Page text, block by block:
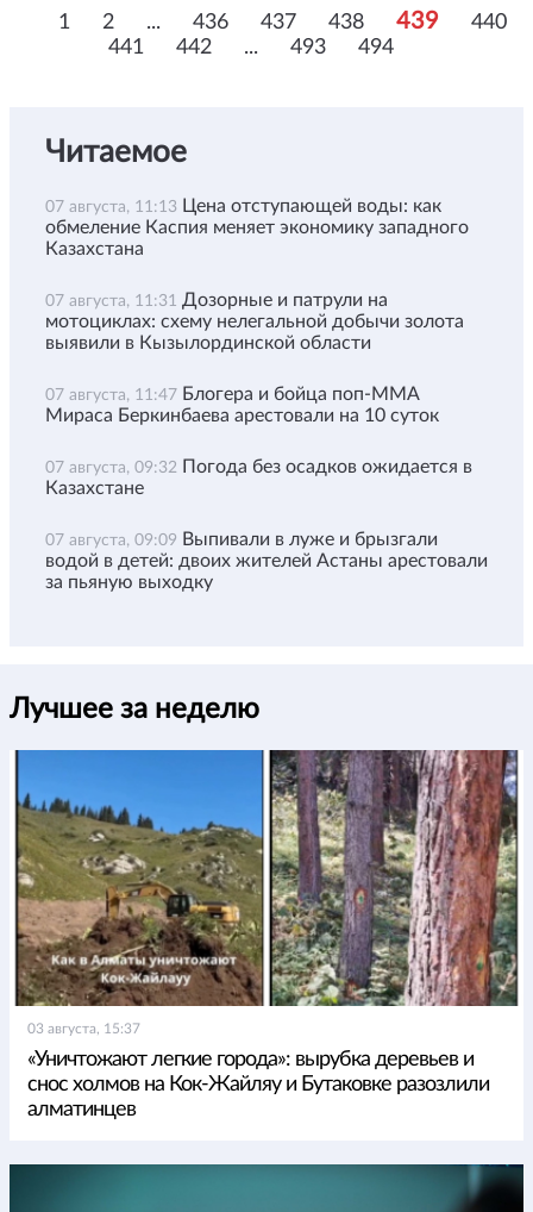
1 2 ... 436 437 438 439
440
441
442 ... 493 494
Читаемое
07 августа, 11:13 Цена отступающей воды: как
обмеление Каспия меняет экономику западного
Казахстана
07 августа, 11:31 Дозорные и патрули на
мотоциклах: схему нелегальной добычи золота
выявили в Кызылординской области
07 августа, 11:47 Блогера и бойца поп-ММА
Мираса Беркинбаева арестовали на 10 суток
07 августа, 09:32 Погода без осадков ожидается в
Казахстане
07 августа, 09:09 Выпивали в луже и брызгали
водой в детей: двоих жителей Астаны арестовали
за пьяную выходку
Лучшее за неделю
03 августа, 15:37
«Уничтожают легкие города»: вырубка деревьев и
снос холмов на Кок-Жайляу и Бутаковке разозлили
алматинцев